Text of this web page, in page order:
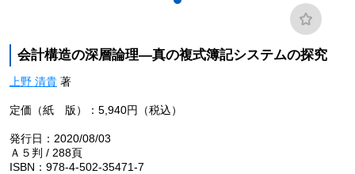
会計構造の深層論理―真の複式簿記システムの探究
上野 清貴著
定価（紙 版）：5,940円（税込）
発行日：2020/08/03
Ａ５判 / 288頁
ISBN：978-4-502-35471-7